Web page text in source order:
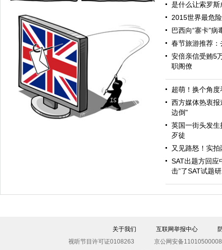
众怒
是什么让索罗斯
2015世界最危
巴西向“寨卡”
春节旅游推荐
安倍亲信受贿5
职阁僚
超萌！换个角
西方媒体热衷
边倒"
英国一街头发生
歹徒
又见路怒！实
SAT出题方回应
击”了SAT试题
关于我们 互联网举报中心
视听节目许可证0108263
京公网安备